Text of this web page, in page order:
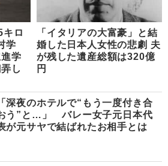
キロ
学
学
し
「イタリアの大富豪」と結
婚した日本人女性の悲劇 夫
が残した遺産総額は320億
円
「深夜のホテルで“もう一度付き合
う”と…」 バレー女子元日本代
が元サヤで結ばれたお相手とは